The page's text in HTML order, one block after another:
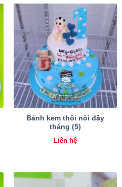
Bánh kem thôi nôi đầy
tháng (5)
Liên hệ